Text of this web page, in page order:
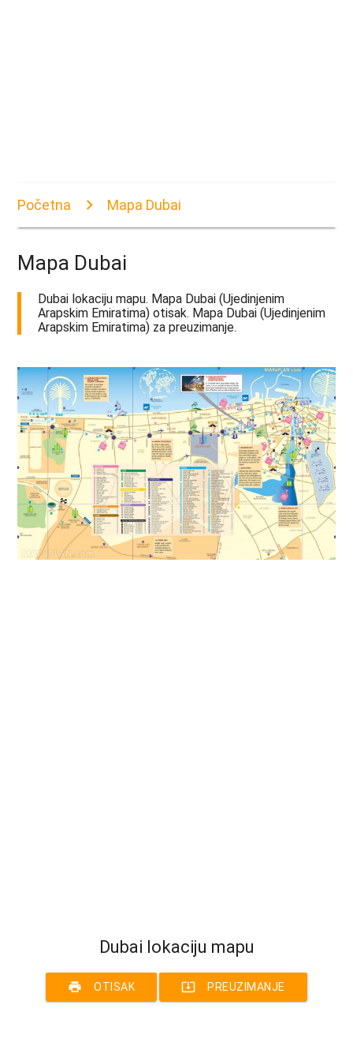
Početna Mapa Dubai
Mapa Dubai
Dubai lokaciju mapu. Mapa Dubai (Ujedinjenim
Arapskim Emiratima) otisak. Mapa Dubai (Ujedinjenim
Arapskim Emiratima) za preuzimanje.
Dubai lokaciju mapu
print OTISAK system_update_alt PREUZIMANJE